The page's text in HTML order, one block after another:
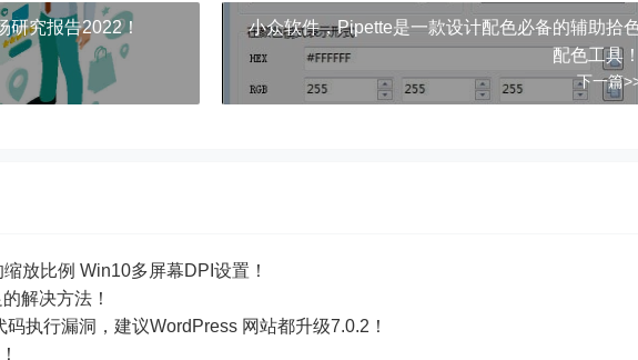
研究报告2022！
小众软件，Pipette是一款设计配色必备的辅助拾
配色工具
下一篇
放比例 Win10多屏幕DPI设置！
解决方法！
码执行漏洞，建议WordPress 网站都升级7.0.2！